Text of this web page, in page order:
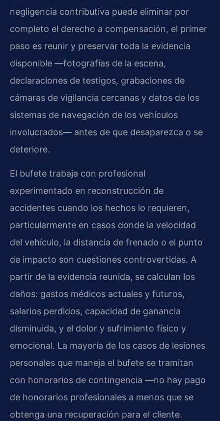
negligencia contributiva puede eliminar por
completo el derecho a compensación, el primer
paso es reunir y preservar toda la evidencia
disponible —fotografías de la escena,
declaraciones de testigos, grabaciones de
cámaras de vigilancia cercanas y datos de los
sistemas de navegación de los vehículos
involucrados— antes de que desaparezca o se
deteriore.
El bufete trabaja con profesional
experimentado en reconstrucción de
accidentes cuando los hechos lo requieren,
particularmente en casos donde la velocidad
del vehículo, la distancia de frenado o el punto
de impacto son cuestiones controvertidas. A
partir de la evidencia reunida, se calculan los
daños: gastos médicos actuales y futuros,
salarios perdidos, capacidad de ganancia
disminuida, y el dolor y sufrimiento físico y
emocional. La mayoría de los casos de lesiones
personales que maneja el bufete se tramitan
con honorarios de contingencia —no hay pago
de honorarios profesionales a menos que se
obtenga una recuperación para el cliente.